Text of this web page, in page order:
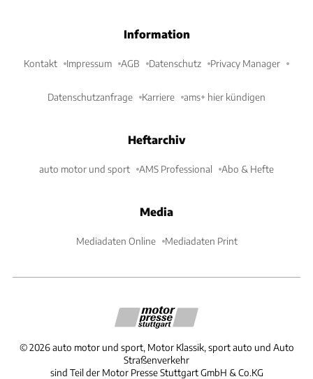
Information
Kontakt Impressum AGB Datenschutz Privacy Manager
Datenschutzanfrage Karriere ams+ hier kündigen
Heftarchiv
auto motor und sport AMS Professional Abo & Hefte
Media
Mediadaten Online Mediadaten Print
©2026 auto motor und sport, Motor Klassik, sport auto und Auto
Straßenverkehr
sind Teil der Motor Presse Stuttgart GmbH & Co.KG